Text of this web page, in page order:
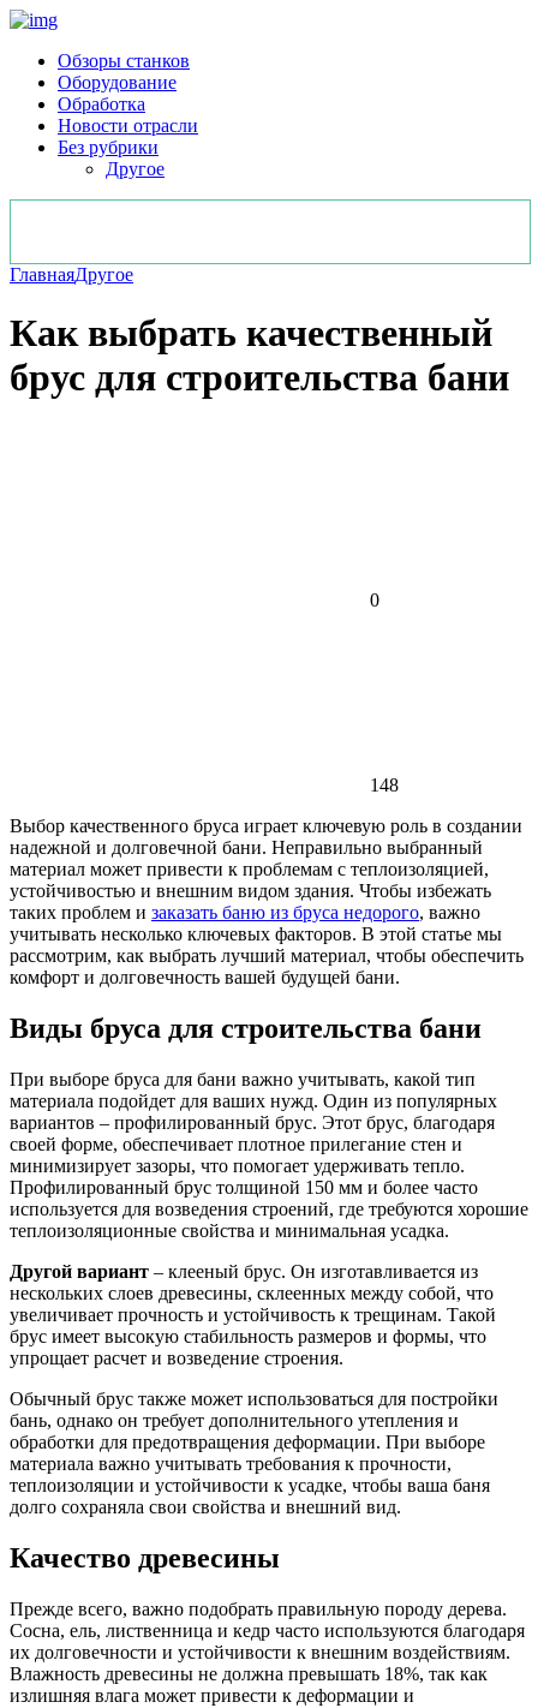
Обзоры станков
Оборудование
Обработка
Новости отрасли
Без рубрики
Другое
ГлавнаяДругое
Как выбрать качественный
брус для строительства бани
0
148
Выбор качественного бруса играет ключевую роль в создании
надежной и долговечной бани. Неправильно выбранный
материал может привести к проблемам с теплоизоляцией,
устойчивостью и внешним видом здания. Чтобы избежать
таких проблем и заказать баню из бруса недорого, важно
учитывать несколько ключевых факторов. В этой статье мы
рассмотрим, как выбрать лучший материал, чтобы обеспечить
комфорт и долговечность вашей будущей бани.
Виды бруса для строительства бани
При выборе бруса для бани важно учитывать, какой тип
материала подойдет для ваших нужд. Один из популярных
вариантов – профилированный брус. Этот брус, благодаря
своей форме, обеспечивает плотное прилегание стен и
минимизирует зазоры, что помогает удерживать тепло.
Профилированный брус толщиной 150 мм и более часто
используется для возведения строений, где требуются хорошие
теплоизоляционные свойства и минимальная усадка.
Другой вариант – клееный брус. Он изготавливается из
нескольких слоев древесины, склеенных между собой, что
увеличивает прочность и устойчивость к трещинам. Такой
брус имеет высокую стабильность размеров и формы, что
упрощает расчет и возведение строения.
Обычный брус также может использоваться для постройки
бань, однако он требует дополнительного утепления и
обработки для предотвращения деформации. При выборе
материала важно учитывать требования к прочности,
теплоизоляции и устойчивости к усадке, чтобы ваша баня
долго сохраняла свои свойства и внешний вид.
Качество древесины
Прежде всего, важно подобрать правильную породу дерева.
Сосна, ель, лиственница и кедр часто используются благодаря
их долговечности и устойчивости к внешним воздействиям.
Влажность древесины не должна превышать 18%, так как
излишняя влага может привести к деформации и